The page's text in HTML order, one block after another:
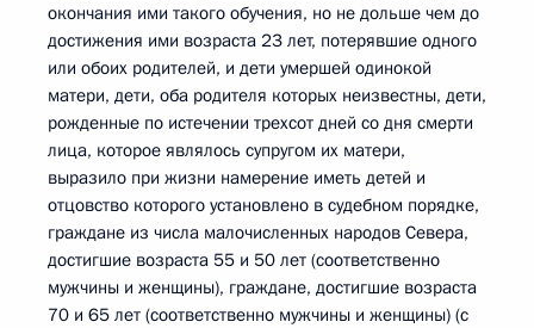
окончания ими такого обучения, но не дольше чем до
достижения ими возраста 23 лет, потерявшие одного
или обоих родителей, и дети умершей одинокой
матери, дети, оба родителя которых неизвестны, дети,
рожденные по истечении трехсот дней со дня смерти
лица, которое являлось супругом их матери,
выразило при жизни намерение иметь детей и
отцовство которого установлено в судебном порядке,
граждане из числа малочисленных народов Севера,
достигшие возраста 55 и 50 лет (соответственно
мужчины и женщины), граждане, достигшие возраста
70 и 65 лет (соответственно мужчины и женщины) (с